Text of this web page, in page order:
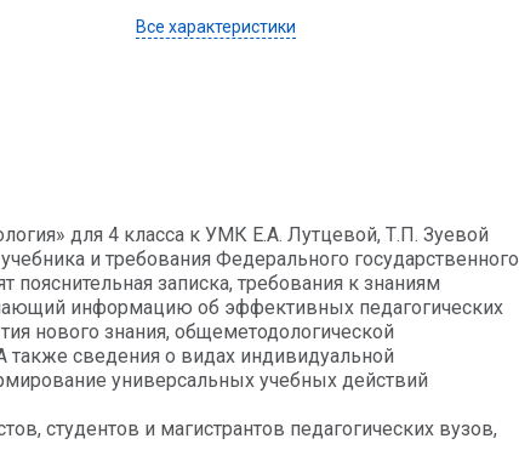
Все характеристики
для 4 класса к УМК Е.А. Лутцевой, Т.П. Зуевой
и требования Федерального государственного
пояснительная записка, требования к знаниям
информацию об эффективных педагогических
нового знания, общеметодологической
также сведения о видах индивидуальной
универсальных учебных действий
студентов и магистрантов педагогических вузов,